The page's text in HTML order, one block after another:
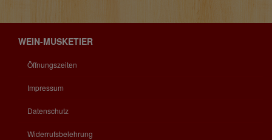
WEIN-MUSKETIER
Öffnungszeiten
Impressum
Datenschutz
Widerrufsbelehrung